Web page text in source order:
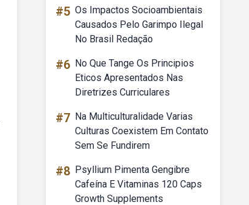
#5 Os Impactos Socioambientais
Causados Pelo Garimpo Ilegal
No Brasil Redação
#6 No Que Tange Os Principios
Eticos Apresentados Nas
Diretrizes Curriculares
#7 Na Multiculturalidade Varias
Culturas Coexistem Em Contato
Sem Se Fundirem
#8 Psyllium Pimenta Gengibre
Cafeína E Vitaminas 120 Caps
Growth Supplements